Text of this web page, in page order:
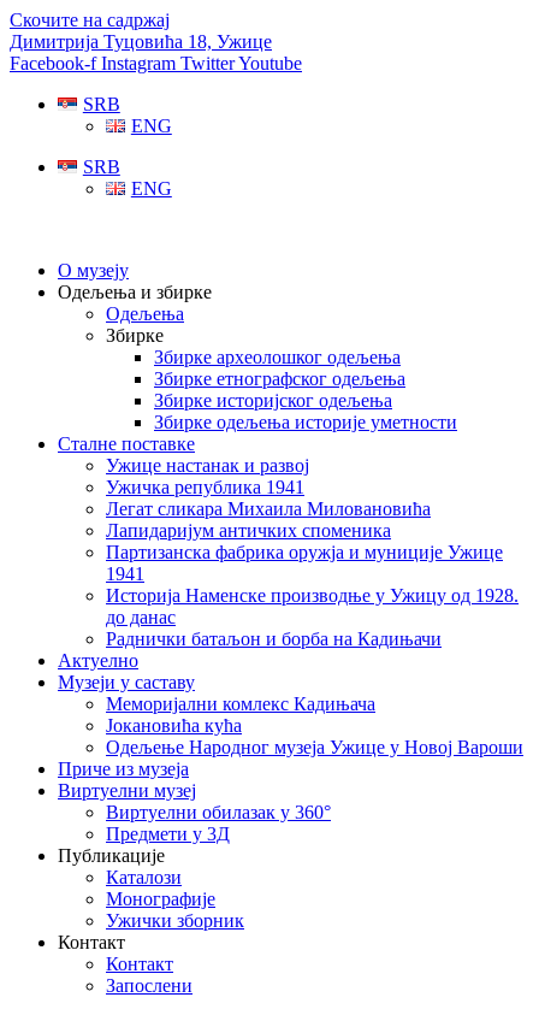
Скочите на садржај
Димитрија Туцовића 18, Ужице
Facebook-f Instagram TwitterYoutube
SRB
ENG
SRB
ENG
О музеју
Одељења и збирке
Одељења
Збирке
Збирке археолошког одељења
Збирке етнографског одељења
Збирке историјског одељења
Збирке одељења историје уметности
Сталне поставке
Ужице настанак и развој
Ужичка република 1941
Легат сликара Михаила Миловановића
Лапидаријум античких споменика
Партизанска фабрика оружја и муниције Ужице
1941
Историја Наменске производње у Ужицу од 1928.
до данас
Раднички батаљон и борба на Кадињачи
Актуелно
Музеји у саставу
Меморијални комлекс Кадињача
Јокановића кућа
Oдељење Народног музеја Ужице у Новој Вароши
Приче из музеја
Виртуелни музеј
Виртуелни обилазак у 360°
Предмети у 3Д
Публикације
Каталози
Монографије
Ужички зборник
Контакт
Контакт
Запослени